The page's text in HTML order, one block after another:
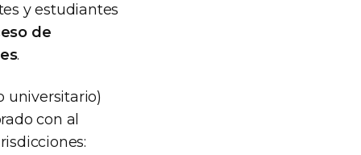
y estudiantes
de
.
universitario)
con al